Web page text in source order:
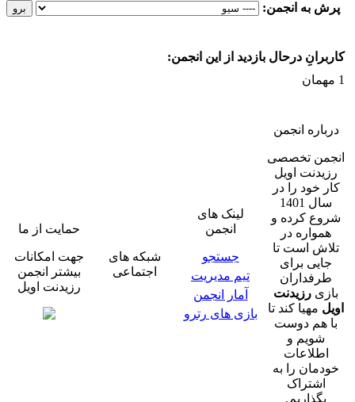
پرش به انجمن:
کاربرانِ درحال بازدید از این انجمن:
1 مهمان
درباره انجمن
انجمن تخصصی
رزیدنت اویل
کار خود را در
سال 1401
شروع کرده و
همواره در
تلاش است تا
جایی برای
طرفداران
بازی رزیدنت
اویل مهیا کند تا
با هم دوست
شویم و
اطلاعات
خودمان را به
اشتراک
بگذاریم.
لینک های
انجمن
جستجو
تیم مدیریت
آمار انجمن
بازی های رترو
شبکه های
اجتماعی
حمایت از ما
جهت امکانات
بیشتر انجمن
رزیدنت اویل